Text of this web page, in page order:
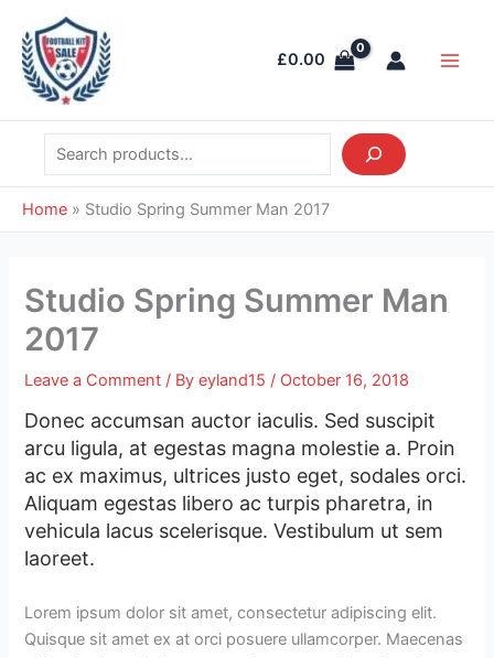
content
£0.00
Search
Home » Studio Spring Summer Man 2017
Studio Spring Summer Man
2017
Leave a Comment / Byeyland15 / October 16, 2018
Donec accumsan auctor iaculis. Sed suscipit
arcu ligula, at egestas magna molestie a. Proin
ac ex maximus, ultrices justo eget, sodales orci.
Aliquam egestas libero ac turpis pharetra, in
vehicula lacus scelerisque. Vestibulum ut sem
laoreet.
Lorem ipsum dolor sit amet, consectetur adipiscing elit.
Quisque sit amet ex at orci posuere ullamcorper. Maecenas